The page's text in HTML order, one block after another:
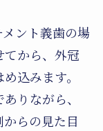
ント義歯の場
から、外冠
込みます。
りながら、
らの見た目